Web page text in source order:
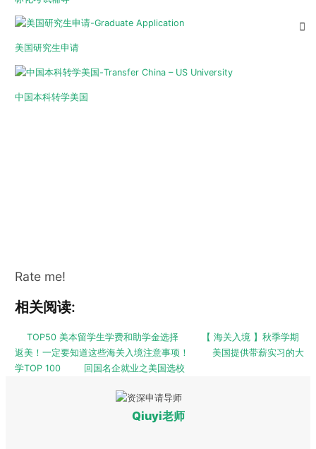
美国研究生申请
中国本科转学美国
Rate me!
相关阅读:
TOP50 美本留学生学费和助学金选择
【 海关入境 】秋季学期
返美！一定要知道这些海关入境注意事项！
美国提供带薪实习的大
学TOP 100
回国名企就业之美国选校
Qiuyi老师